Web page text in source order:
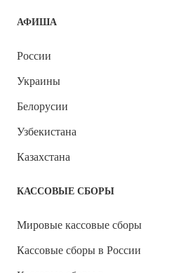
АФИША
России
Украины
Белорусии
Узбекистана
Казахстана
КАССОВЫЕ СБОРЫ
Мировые кассовые сборы
Кассовые сборы в России